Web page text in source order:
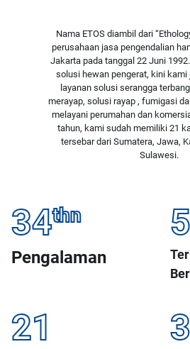
Nama ETOS diambil dari
perusahaan jasa pengendalian
Jakarta pada tanggal 22 Juni
solusi hewan pengerat, kini kami
layanan solusi serangga
merayap, solusi rayap , fumigasi
melayani perumahan dan
tahun, kami sudah memiliki 21
tersebar dari Sumatera, Jawa,
Sulawesi.
34thn
Pengalaman
21